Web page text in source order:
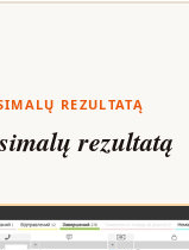
REZULTATĄ
rezultatą